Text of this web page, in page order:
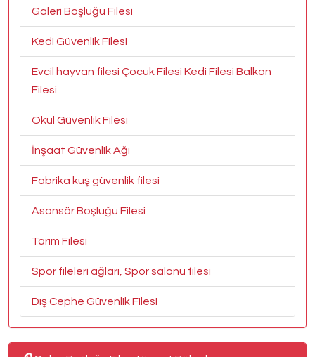
Galeri Boşluğu Filesi
Kedi Güvenlik Filesi
Evcil hayvan filesi Çocuk Filesi Kedi Filesi Balkon
Filesi
Okul Güvenlik Filesi
İnşaat Güvenlik Ağı
Fabrika kuş güvenlik filesi
Asansör Boşluğu Filesi
Tarım Filesi
Spor fileleri ağları, Spor salonu filesi
Dış Cephe Güvenlik Filesi